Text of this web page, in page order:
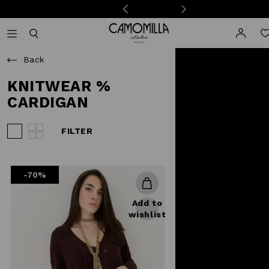
Camomilla Italia®
Back
KNITWEAR %
CARDIGAN
FILTER
-70%
Add to
wishlist